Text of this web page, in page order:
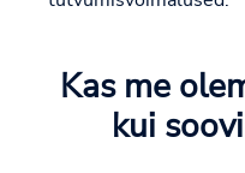
Kas me
kui